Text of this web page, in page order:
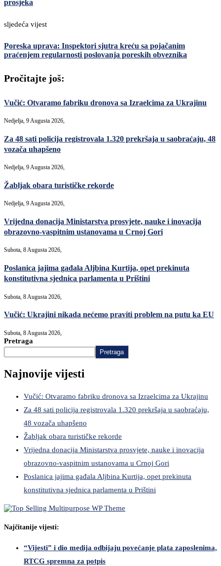
prosjeka
sljedeća vijest
Poreska uprava: Inspektori sjutra kreću sa pojačanim
praćenjem regularnosti poslovanja poreskih obveznika
Pročitajte još:
Vučić: Otvaramo fabriku dronova sa Izraelcima za Ukrajinu
Nedjelja, 9 Augusta 2026,
Za 48 sati policija registrovala 1.320 prekršaja u saobraćaju, 48
vozača uhapšeno
Nedjelja, 9 Augusta 2026,
Žabljak obara turističke rekorde
Nedjelja, 9 Augusta 2026,
Vrijedna donacija Ministarstva prosvjete, nauke i inovacija
obrazovno-vaspitnim ustanovama u Crnoj Gori
Subota, 8 Augusta 2026,
Poslanica jajima gađala Aljbina Kurtija, opet prekinuta
konstitutivna sjednica parlamenta u Prištini
Subota, 8 Augusta 2026,
Vučić: Ukrajini nikada nećemo praviti problem na putu ka EU
Subota, 8 Augusta 2026,
Pretraga
Pretraga
Najnovije vijesti
Vučić: Otvaramo fabriku dronova sa Izraelcima za Ukrajinu
Za 48 sati policija registrovala 1.320 prekršaja u saobraćaju,
48 vozača uhapšeno
Žabljak obara turističke rekorde
Vrijedna donacija Ministarstva prosvjete, nauke i inovacija
obrazovno-vaspitnim ustanovama u Crnoj Gori
Poslanica jajima gađala Aljbina Kurtija, opet prekinuta
konstitutivna sjednica parlamenta u Prištini
Najčitanije vijesti:
“Vijesti” i dio medija odbijaju povećanje plata zaposlenima,
RTCG spremna za potpis